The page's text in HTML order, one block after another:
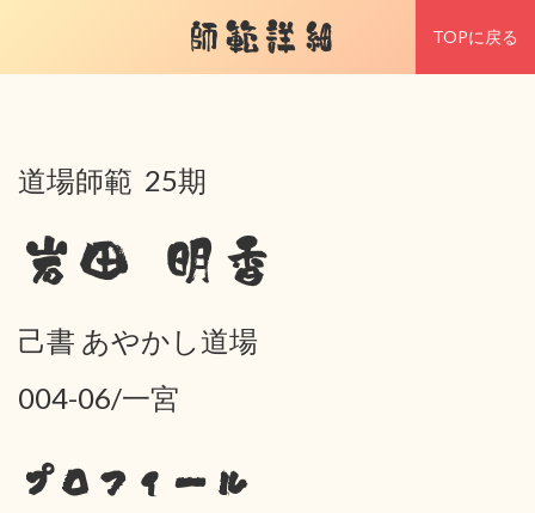
師範詳細 TOPに戻る
道場師範 25期
岩田 明香
己書 あやかし道場
004-06/一宮
プロフィール